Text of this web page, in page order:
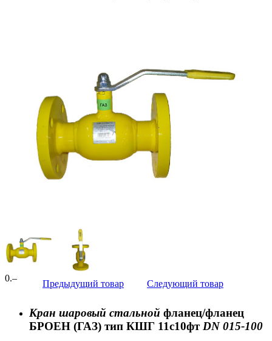
Предыдущий товар Следующий товар
0.–
Кран шаровый стальной фланец/фланец
БРОЕН (ГАЗ) тип КШГ 11с10фт DN 015-100